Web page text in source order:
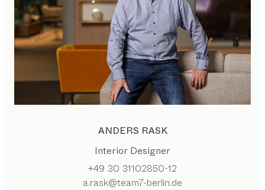
ANDERS RASK
Interior Designer
+49 30 31102850-12
a.rask@team7-berlin.de